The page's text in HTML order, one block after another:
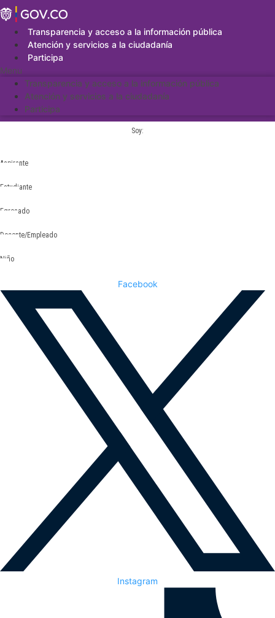
Saltar
al
contenidoTransparencia y acceso a la información pública
Atención y servicios a la ciudadanía
Participa
Menu
Transparencia y acceso a la información pública
Atención y servicios a la ciudadanía
Participa
Soy:
Aspirante
Estudiante
Egresado
Docente/Empleado
Niño
Facebook
Instagram